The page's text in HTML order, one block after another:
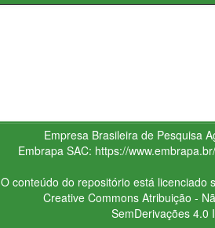
Empresa Brasileira de Pesquisa
Embrapa SAC: https://
O conteúdo do repositório está licenciado
Creative CommonsAtribuição -
SemDerivações 4.0